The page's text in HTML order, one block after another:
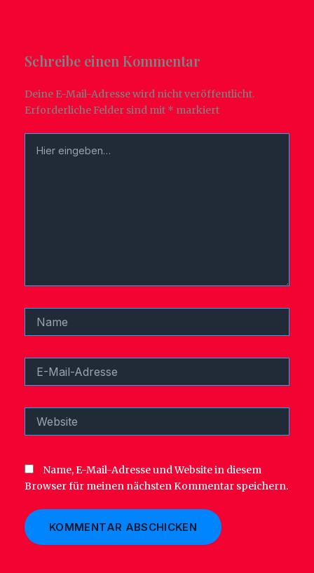
Schreibe einen Kommentar
Deine E-Mail-Adresse wird nicht veröffentlicht.
Erforderliche Felder sind mit * markiert
eingeben…
Mail-
Name, E-Mail-Adresse und Website in diesem
Browser für meinen nächsten Kommentar speichern.